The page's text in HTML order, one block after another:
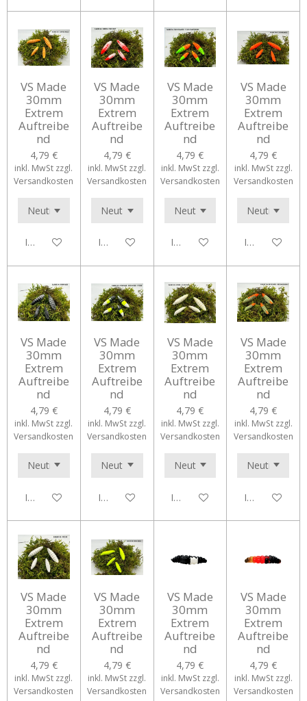
VS Made
30mm
Extrem
Auftreibe
nd
4,79 €
inkl. MwSt zzgl.
Versandkosten
In den Warenkorb
VS Made
30mm
Extrem
Auftreibe
nd
4,79 €
inkl. MwSt zzgl.
Versandkosten
In den Warenkorb
VS Made
30mm
Extrem
Auftreibe
nd
4,79 €
inkl. MwSt zzgl.
Versandkosten
In den Warenkorb
VS Made
30mm
Extrem
Auftreibe
nd
4,79 €
inkl. MwSt zzgl.
Versandkosten
In den
VS Made
30mm
Extrem
Auftreibe
nd
4,79 €
inkl. MwSt zzgl.
Versandkosten
In den Warenkorb
VS Made
30mm
Extrem
Auftreibe
nd
4,79 €
inkl. MwSt zzgl.
Versandkosten
In den Warenkorb
VS Made
30mm
Extrem
Auftreibe
nd
4,79 €
inkl. MwSt zzgl.
Versandkosten
In den Warenkorb
VS Made
30mm
Extrem
Auftreibe
nd
4,79 €
inkl. MwSt zzgl.
Versandkosten
In den
VS Made
30mm
Extrem
Auftreibe
nd
4,79 €
inkl. MwSt zzgl.
Versandkosten
VS Made
30mm
Extrem
Auftreibe
nd
4,79 €
inkl. MwSt zzgl.
Versandkosten
VS Made
30mm
Extrem
Auftreibe
nd
4,79 €
inkl. MwSt zzgl.
Versandkosten
VS Made
30mm
Extrem
Auftreibe
nd
4,79 €
inkl. MwSt zzgl.
Versandkosten